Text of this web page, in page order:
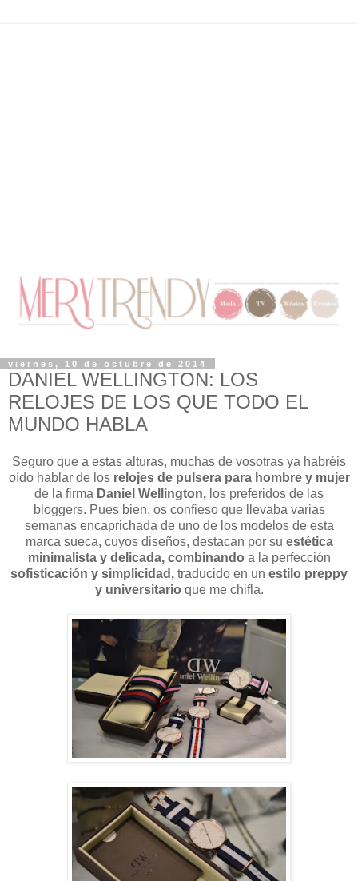
viernes, 10 de octubre de 2014
DANIEL WELLINGTON: LOS
RELOJES DE LOS QUE TODO EL
MUNDO HABLA
Seguro que a estas alturas, muchas de vosotras ya habréis
oído hablar de los relojes de pulsera para hombre y mujer
de la firma Daniel Wellington, los preferidos de las
bloggers. Pues bien, os confieso que llevaba varias
semanas encaprichada de uno de los modelos de esta
marca sueca, cuyos diseños, destacan por su estética
minimalista y delicada, combinando a la perfección
sofisticación y simplicidad, traducido en un estilo preppy
y universitario que me chifla.